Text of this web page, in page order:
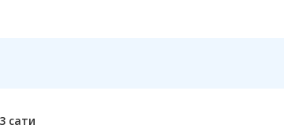
сати